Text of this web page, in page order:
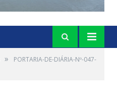
»
PORTARIA-DE-DIÁRIA-Nº-047-